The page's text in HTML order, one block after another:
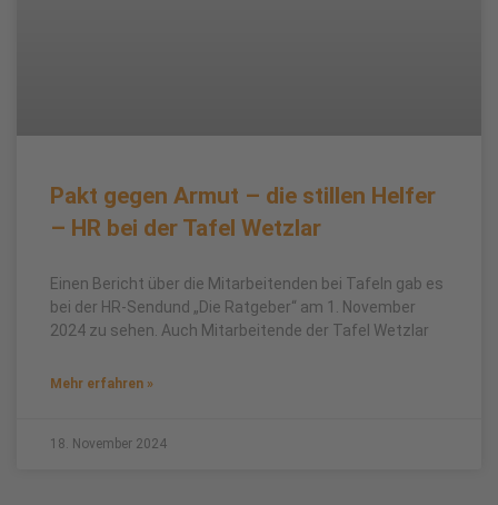
Pakt gegen Armut – die stillen Helfer
– HR bei der Tafel Wetzlar
Einen Bericht über die Mitarbeitenden bei Tafeln gab es
bei der HR-Sendund „Die Ratgeber“ am 1. November
2024 zu sehen. Auch Mitarbeitende der Tafel Wetzlar
Mehr erfahren »
18. November 2024